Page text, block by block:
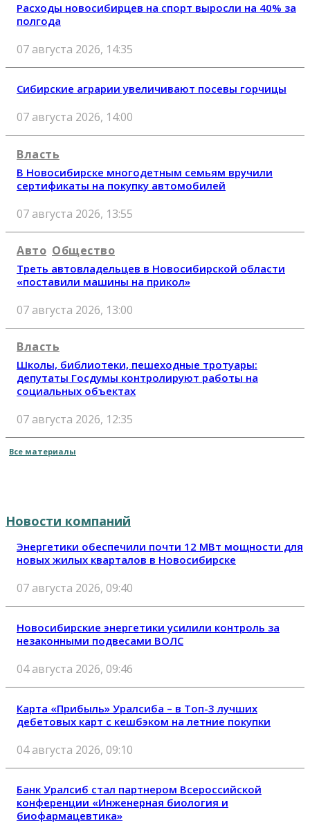
Расходы новосибирцев на спорт выросли на 40% за
полгода
07 августа 2026, 14:35
Сибирские аграрии увеличивают посевы горчицы
07 августа 2026, 14:00
Власть
В Новосибирске многодетным семьям вручили
сертификаты на покупку автомобилей
07 августа 2026, 13:55
Авто Общество
Треть автовладельцев в Новосибирской области
«поставили машины на прикол»
07 августа 2026, 13:00
Власть
Школы, библиотеки, пешеходные тротуары:
депутаты Госдумы контролируют работы на
социальных объектах
07 августа 2026, 12:35
Все материалы
Новости компаний
Энергетики обеспечили почти 12 МВт мощности для
новых жилых кварталов в Новосибирске
07 августа 2026, 09:40
Новосибирские энергетики усилили контроль за
незаконными подвесами ВОЛС
04 августа 2026, 09:46
Карта «Прибыль» Уралсиба – в Топ-3 лучших
дебетовых карт с кешбэком на летние покупки
04 августа 2026, 09:10
Банк Уралсиб стал партнером Всероссийской
конференции «Инженерная биология и
биофармацевтика»